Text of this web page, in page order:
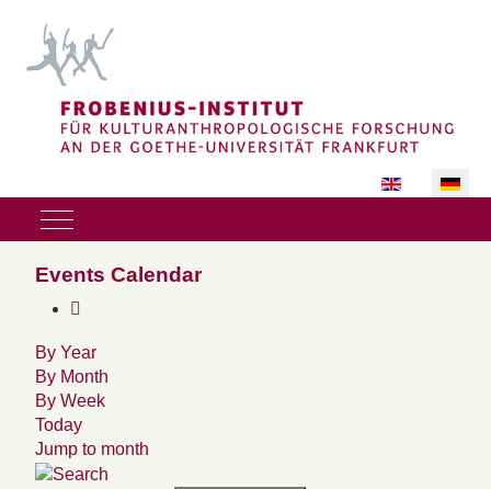
Sprache
Mobile Menu Toggle
Events Calendar
By Year
By Month
By Week
Today
Jump to month